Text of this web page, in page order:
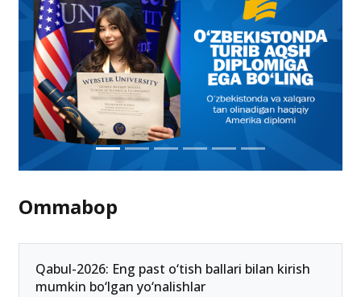
Ommabop
Qabul-2026: Eng past o‘tish ballari bilan kirish
mumkin bo‘lgan yo‘nalishlar